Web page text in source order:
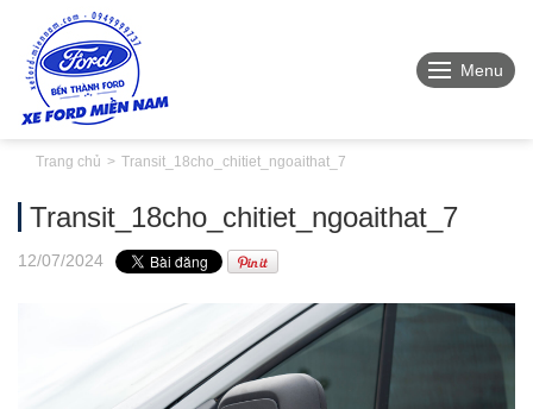
Menu
Trang chủ Transit_18cho_chitiet_ngoaithat_7
Transit_18cho_chitiet_ngoaithat_7
12/07/2024